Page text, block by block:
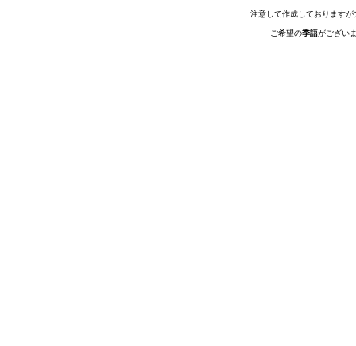
注意して作成しております
ご希望の季語がござい